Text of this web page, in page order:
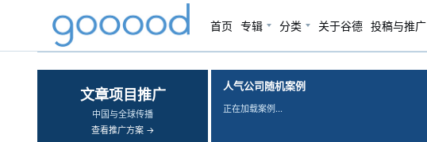
首页 专辑 分类 关于谷德 投稿与推广
‹ ›
文章项目推广
中国与全球传播
查看推广方案 →
人气公司随机案例
正在加载案例…